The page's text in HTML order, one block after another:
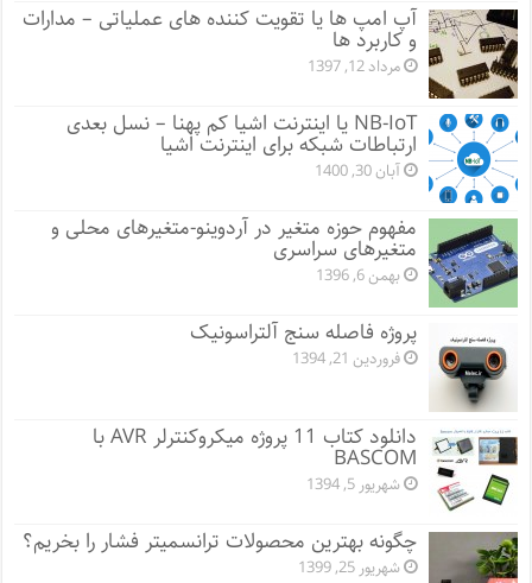
آپ امپ ها یا تقویت کننده های عملیاتی – مدارات
و کاربرد ها
مرداد 12, 1397
NB-IoT یا اینترنت اشیا کم پهنا – نسل بعدی
ارتباطات شبکه برای اینترنت اشیا
آبان 30, 1400
مفهوم حوزه متغیر در آردوینو-متغیرهای محلی و
متغیرهای سراسری
بهمن 6, 1396
پروژه فاصله سنج آلتراسونیک
فروردین 21, 1394
دانلود کتاب 11 پروژه میکروکنترلر AVR با
BASCOM
شهریور 5, 1394
چگونه بهترین محصولات ترانسمیتر فشار را بخریم؟
شهریور 25, 1399